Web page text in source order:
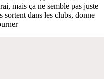
mais ça ne semble pas juste
sortent dans les clubs, donne